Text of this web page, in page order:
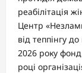
реабілітація
Центр
від теппінгу
2026 року
році